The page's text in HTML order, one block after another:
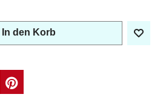
In den Korb